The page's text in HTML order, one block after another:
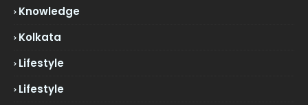
Knowledge
Kolkata
Lifestyle
Lifestyle